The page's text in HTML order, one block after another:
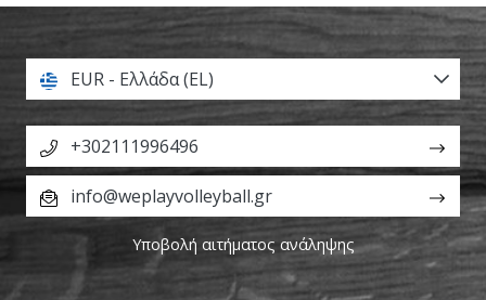
EUR - Ελλάδα (EL)
+302111996496
info@weplayvolleyball.gr
Υποβολή αιτήματος ανάληψης